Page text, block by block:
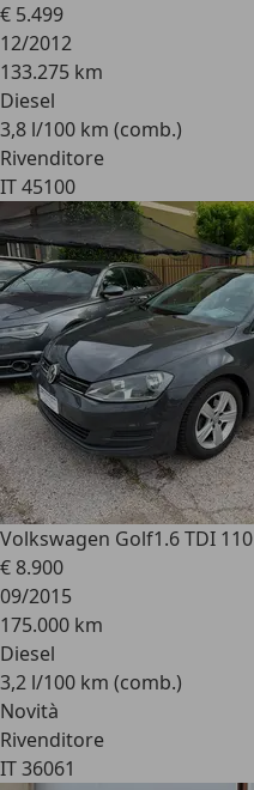
€ 5.499
12/2012
133.275 km
Diesel
3,8 l/100 km (comb.)
Rivenditore
IT 45100
Volkswagen Golf1.6 TDI
€ 8.900
09/2015
175.000 km
Diesel
3,2 l/100 km (comb.)
Novità
Rivenditore
IT 36061